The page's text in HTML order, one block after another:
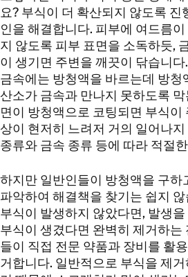
요? 부식이 더 확산되지 않도록 진
인을 해결합니다. 피부에 여드름
지 않도록 피부 표면을 소독하듯,
이 생기면 주변을 깨끗이 닦습니
금속에는 방청액을 바르는데 방청
산소가 금속과 만나지 못하도록
면이 방청액으로 코팅되면 부식이
상이 현저히 느려저 거의 일어나
종류와 금속 종류 등에 따라 적절
하지만 일반인들이 방청액을 구하
파악하여 해결책을 찾기는 쉽지
부식이 발생하지 않았다면, 발생
부식이 생겼다면 완벽히 제거하는
들이 직접 전문 약품과 장비를 활
거합니다. 일반적으로 부식을 제